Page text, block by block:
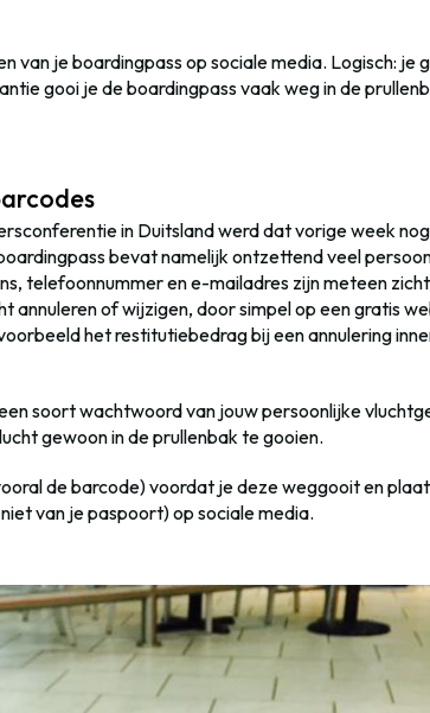
van je boardingpass op sociale media. Logisch: je
gooi je de boardingpass vaak weg in de
in Duitsland werd dat vorige week
bevat namelijk ontzettend veel
telefoonnummer en e-mailadres zijn meteen
annuleren of wijzigen, door simpel op een gratis
het restitutiebedrag bij een annulering
soort wachtwoord van jouw persoonlijke
gewoon in de prullenbak te gooien.
de barcode) voordat je deze weggooit en
van je paspoort) op sociale media.